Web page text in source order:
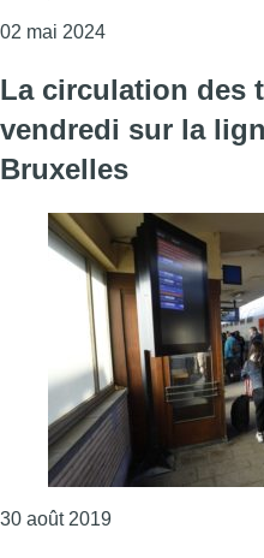
02 mai 2024Consulter l'article
La circulation des
vendredi sur la
Bruxelles
30 août 2019Consulter l'article